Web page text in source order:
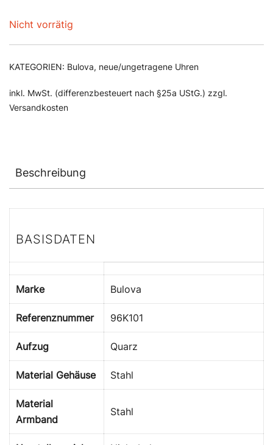
Nicht vorrätig
KATEGORIEN: Bulova, neue/ungetragene Uhren
inkl. MwSt. (differenzbesteuert nach §25a UStG.) zzgl.
Versandkosten
Beschreibung
BASISDATEN
Marke Bulova
Referenznummer 96K101
Aufzug Quarz
Material Gehäuse Stahl
Material
Armband
Stahl